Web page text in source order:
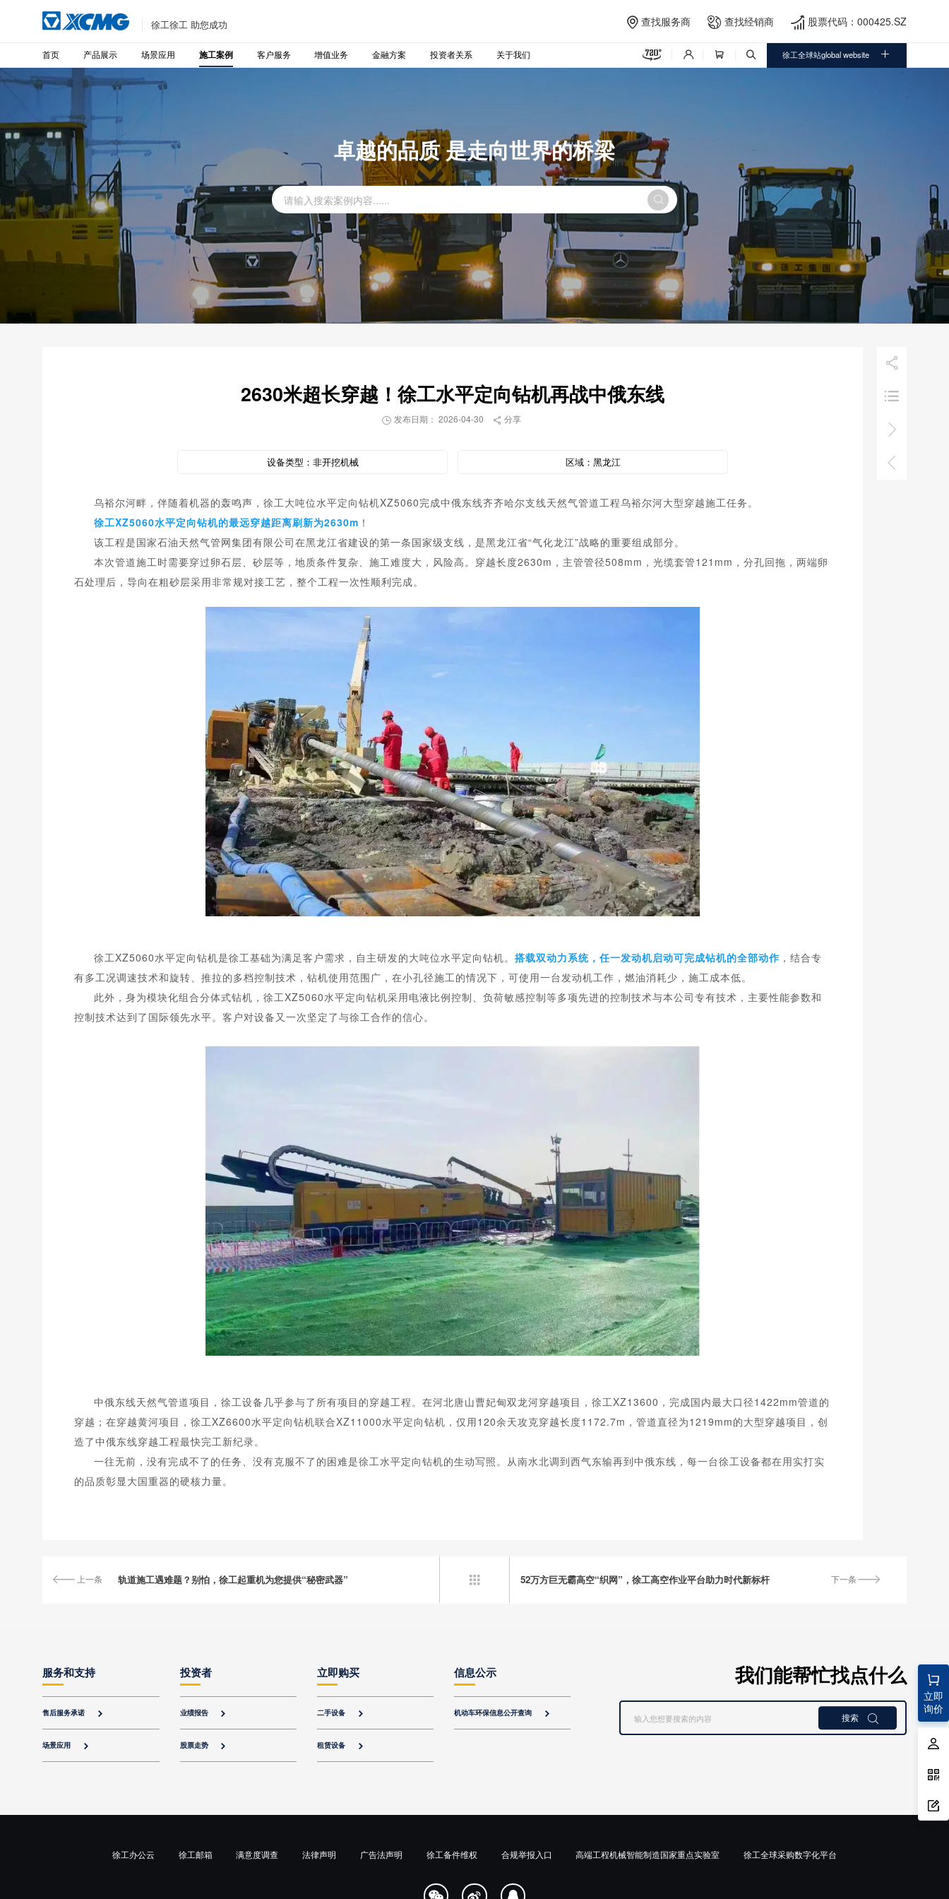
徐工徐工 助您成功  查找服务商  查找经销商  股票代码：000425.SZ
首页 产品展示 场景应用 施工案例 客户服务 增值业务 金融方案 投资者关系 关于我们     徐工全球站global website 
卓越的品质 是走向世界的桥梁





2630米超长穿越！徐工水平定向钻机再战中俄东线
 发布日期： 2026-04-30  分享
设备类型： 非开挖机械 区域： 黑龙江
乌裕尔河畔，伴随着机器的轰鸣声，徐工大吨位水平定向钻机XZ5060完成中俄东线齐齐哈尔支线天然气管道工程乌裕尔河大型穿越施工任务。
徐工XZ5060水平定向钻机的最远穿越距离刷新为2630m ！
该工程是国家石油天然气管网集团有限公司在黑龙江省建设的第一条国家级支线，是黑龙江省“气化龙江”战略的重要组成部分。
本次管道施工时需要穿过卵石层、砂层等，地质条件复杂、施工难度大，风险高。穿越长度2630m，主管管径508mm，光缆套管121mm，分孔回拖，两端卵
石处理后，导向在粗砂层采用非常规对接工艺，整个工程一次性顺利完成。
徐工XZ5060水平定向钻机是徐工基础为满足客户需求，自主研发的大吨位水平定向钻机。搭载双动力系统，任一发动机启动可完成钻机的全部动作 ，结合专
有多工况调速技术和旋转、推拉的多档控制技术，钻机使用范围广，在小孔径施工的情况下，可使用一台发动机工作，燃油消耗少，施工成本低。
此外，身为模块化组合分体式钻机，徐工XZ5060水平定向钻机采用电液比例控制、负荷敏感控制等多项先进的控制技术与本公司专有技术，主要性能参数和
控制技术达到了国际领先水平。客户对设备又一次坚定了与徐工合作的信心。
中俄东线天然气管道项目，徐工设备几乎参与了所有项目的穿越工程。在河北唐山曹妃甸双龙河穿越项目，徐工XZ13600，完成国内最大口径1422mm管道的
穿越；在穿越黄河项目，徐工XZ6600水平定向钻机联合XZ11000水平定向钻机，仅用120余天攻克穿越长度1172.7m，管道直径为1219mm的大型穿越项目，创
造了中俄东线穿越工程最快完工新纪录。
一往无前，没有完成不了的任务、没有克服不了的困难是徐工水平定向钻机的生动写照。从南水北调到西气东输再到中俄东线，每一台徐工设备都在用实打实
的品质彰显大国重器的硬核力量。
上一条 轨道施工遇难题？别怕，徐工起重机为您提供“秘密武器” 下一条
52万方巨无霸高空“织网”，徐工高空作业平台助力时代新标杆

立即
询价
服务和支持
售后服务承诺 
场景应用 
投资者
业绩报告 
股票走势 
立即购买
二手设备 
租赁设备 
信息公示
机动车环保信息公开查询 
我们能帮忙找点什么
搜索 
徐工办公云 徐工邮箱 满意度调查 法律声明 广告法声明 徐工备件维权 合规举报入口 高端工程机械智能制造国家重点实验室 徐工全球采购数字化平台